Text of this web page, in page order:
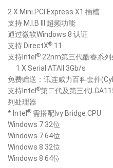
2 X Mini PCI Express X1 插槽
支持 M.I.B III 超频功能
通过微软Windows 8 认证
支持 DirectX® 11
支持Intel ® 22nm第三代酷睿系列
1 X Serial ATAII 3Gb/s
免费赠送：讯连威力百科套件
支持Intel ®第二代及第三代
列处理器
* Intel ® 需搭配Ivy Bridge CPU
Windows 7 32位
Windows 7 64位
Windows 8 32位
Windows 8 64位